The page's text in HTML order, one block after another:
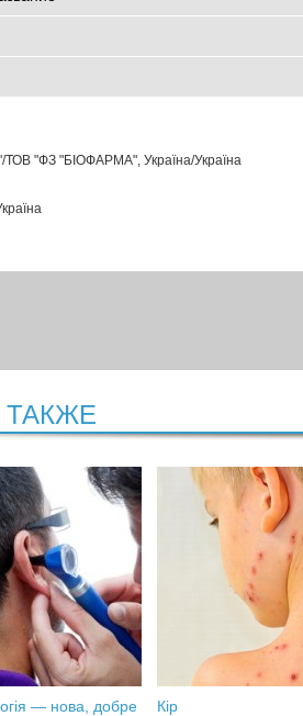
"ФЗ "БІОФАРМА", Україна/Україна
ТАКЖЕ
— нова, добре
Кір